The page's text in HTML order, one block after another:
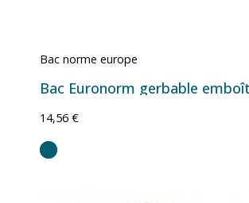
Bac norme europe
14,56 €